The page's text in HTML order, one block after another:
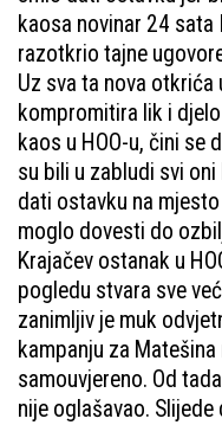
kaosa novinar 24
razotkrio tajne
Uz sva ta nova otkrića
kompromitira lik i
kaos u HOO-u, čini se
su bili u zabludi svi
dati ostavku na
moglo dovesti do
Krajačev ostanak u
pogledu stvara sve
zanimljiv je muk
kampanju za
samouvjereno. Od
nije oglašavao. Slijede